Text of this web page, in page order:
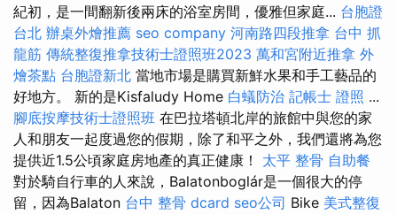
紀初，是一間翻新後兩床的浴室房間，優雅但家庭... 台胞證
台北 辦桌外燴推薦 seo company 河南路四段推拿 台中 抓
龍筋 傳統整復推拿技術士證照班2023 萬和宮附近推拿 外
燴茶點 台胞證新北 當地市場是購買新鮮水果和手工藝品的
好地方。 新的是Kisfaludy Home 白蟻防治 記帳士 證照 ...
腳底按摩技術士證照班 在巴拉塔頓北岸的旅館中與您的家
人和朋友一起度過您的假期，除了和平之外，我們還將為您
提供近1.5公頃家庭房地產的真正健康！ 太平 整骨 自助餐
對於騎自行車的人來說，Balatonboglár是一個很大的停
留，因為Balaton 台中 整骨 dcard seo公司 Bike 美式整復